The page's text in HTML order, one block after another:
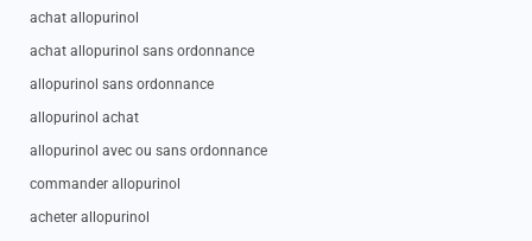
achat allopurinol
achat allopurinol sans ordonnance
allopurinol sans ordonnance
allopurinol achat
allopurinol avec ou sans ordonnance
commander allopurinol
acheter allopurinol